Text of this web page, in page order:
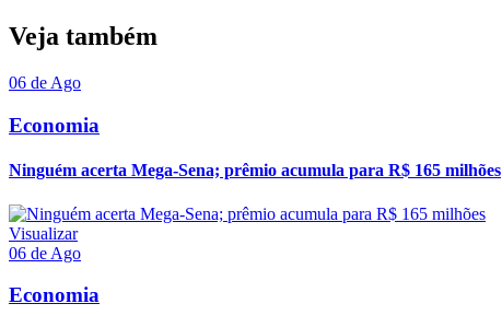
Veja também
06 de Ago
Economia
Ninguém acerta Mega-Sena; prêmio acumula para R$ 165 milhões
Visualizar
06 de Ago
Economia